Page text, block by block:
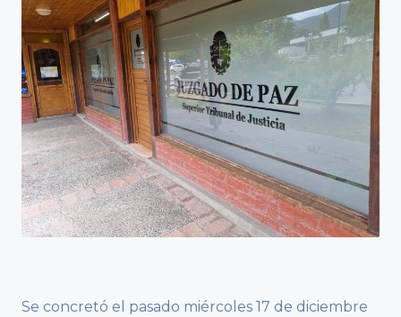
Se concretó el pasado miércoles 17 de diciembre